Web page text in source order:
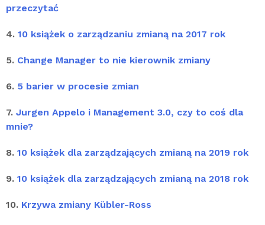
przeczytać
4. 10 książek o zarządzaniu zmianą na 2017 rok
5. Change Manager to nie kierownik zmiany
6. 5 barier w procesie zmian
7. Jurgen Appelo i Management 3.0, czy to coś dla
mnie?
8. 10 książek dla zarządzających zmianą na 2019 rok
9. 10 książek dla zarządzających zmianą na 2018 rok
10. Krzywa zmiany Kübler-Ross